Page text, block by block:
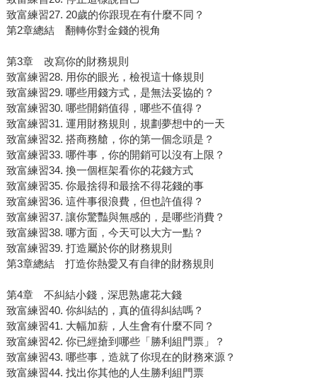
致富練習27. 20歲的你跟現在有什麼不同？
第2章總結 翻轉你對金錢的視角
第3章 改寫你的財務規則
致富練習28. 用你的眼光，檢視這十條規則
致富練習29. 哪些用錢方式，是無法妥協的？
致富練習30. 哪些開銷值得，哪些不值得？
致富練習31. 運用財務規則，規劃夢想中的一天
致富練習32. 搭商務艙，你的第一個念頭是？
致富練習33. 哪件事，你的開銷可以沒有上限？
致富練習34. 換一個框架看你的花錢方式
致富練習35. 你最捨得和最捨不得花錢的事
致富練習36. 這件事很浪費，但也許值得？
致富練習37. 讓你驚豔與無感的，是哪些消費？
致富練習38. 哪方面，今天可以大方一點？
致富練習39. 打造屬於你的財務規則
第3章總結 打造你熱愛又有自律的財務規則
第4章 不糾結小錢，深思熟慮花大錢
致富練習40. 你糾結的，真的值得糾結嗎？
致富練習41. 大幅加薪，人生會有什麼不同？
致富練習42. 你已經搶到哪些「勝利組門票」？
致富練習43. 哪些事，造就了你現在的財務來源？
致富練習44. 找出你其他的人生勝利組門票